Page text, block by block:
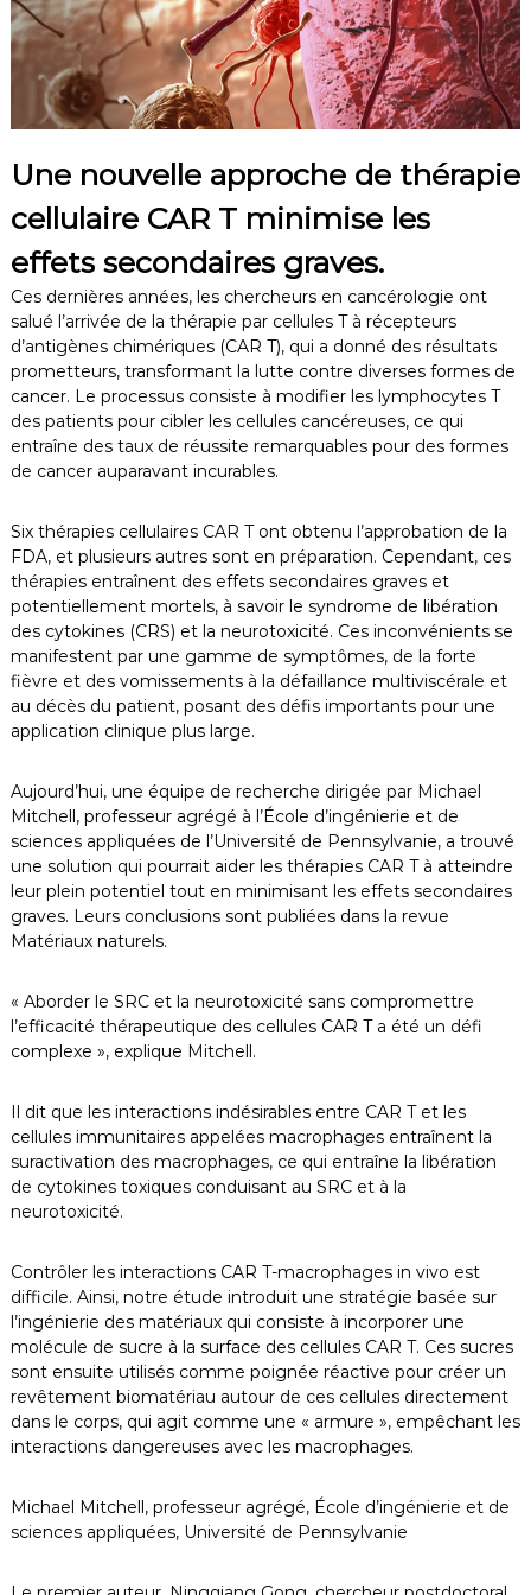
Une nouvelle approche de thérapie
cellulaire CAR T minimise les
effets secondaires graves.
Ces dernières années, les chercheurs en cancérologie ont
salué l’arrivée de la thérapie par cellules T à récepteurs
d’antigènes chimériques (CAR T), qui a donné des résultats
prometteurs, transformant la lutte contre diverses formes de
cancer. Le processus consiste à modifier les lymphocytes T
des patients pour cibler les cellules cancéreuses, ce qui
entraîne des taux de réussite remarquables pour des formes
de cancer auparavant incurables.
Six thérapies cellulaires CAR T ont obtenu l’approbation de la
FDA, et plusieurs autres sont en préparation. Cependant, ces
thérapies entraînent des effets secondaires graves et
potentiellement mortels, à savoir le syndrome de libération
des cytokines (CRS) et la neurotoxicité. Ces inconvénients se
manifestent par une gamme de symptômes, de la forte
fièvre et des vomissements à la défaillance multiviscérale et
au décès du patient, posant des défis importants pour une
application clinique plus large.
Aujourd’hui, une équipe de recherche dirigée par Michael
Mitchell, professeur agrégé à l’École d’ingénierie et de
sciences appliquées de l’Université de Pennsylvanie, a trouvé
une solution qui pourrait aider les thérapies CAR T à atteindre
leur plein potentiel tout en minimisant les effets secondaires
graves. Leurs conclusions sont publiées dans la revue
Matériaux naturels.
« Aborder le SRC et la neurotoxicité sans compromettre
l’efficacité thérapeutique des cellules CAR T a été un défi
complexe », explique Mitchell.
Il dit que les interactions indésirables entre CAR T et les
cellules immunitaires appelées macrophages entraînent la
suractivation des macrophages, ce qui entraîne la libération
de cytokines toxiques conduisant au SRC et à la
neurotoxicité.
Contrôler les interactions CAR T-macrophages in vivo est
difficile. Ainsi, notre étude introduit une stratégie basée sur
l’ingénierie des matériaux qui consiste à incorporer une
molécule de sucre à la surface des cellules CAR T. Ces sucres
sont ensuite utilisés comme poignée réactive pour créer un
revêtement biomatériau autour de ces cellules directement
dans le corps, qui agit comme une « armure », empêchant les
interactions dangereuses avec les macrophages.
Michael Mitchell, professeur agrégé, École d’ingénierie et de
sciences appliquées, Université de Pennsylvanie